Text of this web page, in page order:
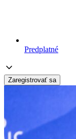
Predplatné
Zaregistrovať sa